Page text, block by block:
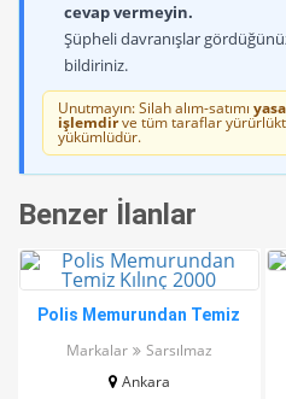
cevap vermeyin.
Şüpheli davranışlar
bildiriniz.
Unutmayın: Silah alım-satımı
işlemdirve tüm taraflar
yükümlüdür.
Benzer İlanlar
Polis Memurundan Temiz
Markalar
Sarsılmaz
Ankara